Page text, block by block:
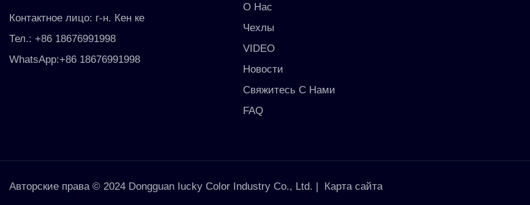
Контактное лицо: г-н. Кен ке
Тел.: +86 18676991998
WhatsApp:+86 18676991998
О Нас
Чехлы
VIDEO
Новости
Свяжитесь С Нами
FAQ
Авторские права © 2024 Dongguan Iucky Color Industry Co., Ltd. | Карта сайта